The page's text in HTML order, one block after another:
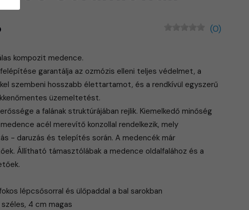
(0)
kompozit medence.
garantálja az ozmózis elleni teljes védelmet, a
szembeni hosszabb élettartamot, és a rendkívül egyszerű
üzemeltetést.
a falának struktúrájában rejlik. Kiemelkedő minőség
acél merevítő konzollal rendelkezik, mely
- daruzás és telepítés során. A medencék már
Állítható támasztólábak a medence oldalfalához és a
lépcsősorral és ülőpaddal a bal sarokban
4 cm magas